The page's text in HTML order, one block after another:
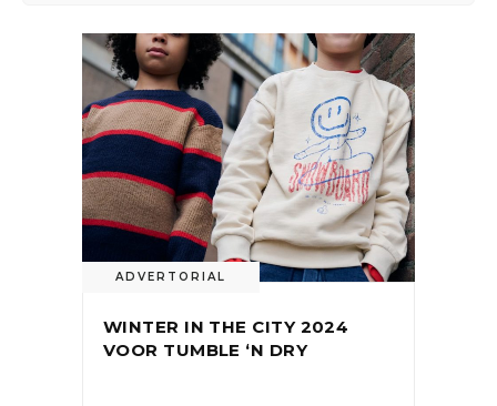
ADVERTORIAL
WINTER IN THE CITY 2024
VOOR TUMBLE ‘N DRY